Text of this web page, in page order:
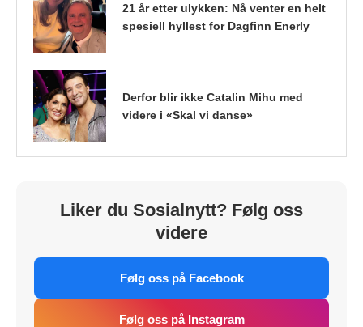
21 år etter ulykken: Nå venter en helt
spesiell hyllest for Dagfinn Enerly
Derfor blir ikke Catalin Mihu med
videre i «Skal vi danse»
Liker du Sosialnytt? Følg oss
videre
Følg oss på Facebook
Følg oss på Instagram